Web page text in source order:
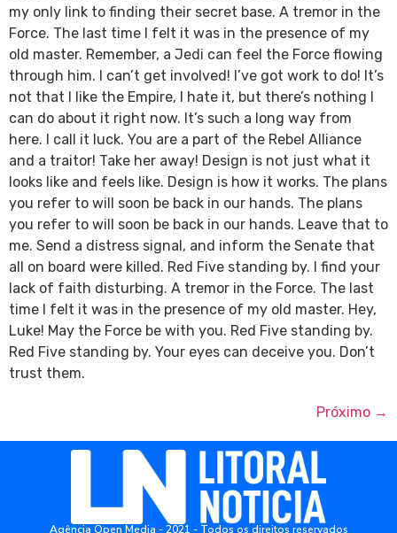
my only link to finding their secret base. A tremor in the
Force. The last time I felt it was in the presence of my
old master. Remember, a Jedi can feel the Force flowing
through him. I can’t get involved! I’ve got work to do! It’s
not that I like the Empire, I hate it, but there’s nothing I
can do about it right now. It’s such a long way from
here. I call it luck. You are a part of the Rebel Alliance
and a traitor! Take her away! Design is not just what it
looks like and feels like. Design is how it works. The plans
you refer to will soon be back in our hands. The plans
you refer to will soon be back in our hands. Leave that to
me. Send a distress signal, and inform the Senate that
all on board were killed. Red Five standing by. I find your
lack of faith disturbing. A tremor in the Force. The last
time I felt it was in the presence of my old master. Hey,
Luke! May the Force be with you. Red Five standing by.
Red Five standing by. Your eyes can deceive you. Don’t
trust them.
Próximo →
Agência Open Media - 2021 - Todos os direitos reservados